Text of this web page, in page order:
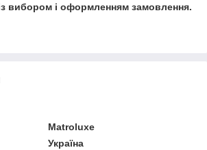
вибором і оформленням замовлення.
Matroluxe
Україна